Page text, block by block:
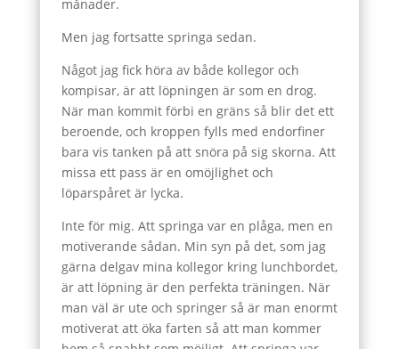
månader.
Men jag fortsatte springa sedan.
Något jag fick höra av både kollegor och
kompisar, är att löpningen är som en drog.
När man kommit förbi en gräns så blir det ett
beroende, och kroppen fylls med endorfiner
bara vis tanken på att snöra på sig skorna. Att
missa ett pass är en omöjlighet och
löparspåret är lycka.
Inte för mig. Att springa var en plåga, men en
motiverande sådan. Min syn på det, som jag
gärna delgav mina kollegor kring lunchbordet,
är att löpning är den perfekta träningen. När
man väl är ute och springer så är man enormt
motiverat att öka farten så att man kommer